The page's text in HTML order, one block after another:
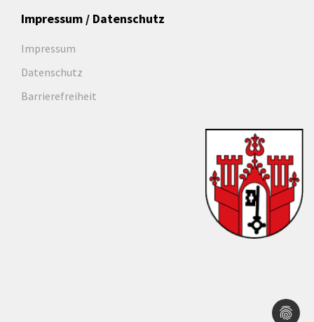
Impressum / Datenschutz
Impressum
Datenschutz
Barrierefreiheit